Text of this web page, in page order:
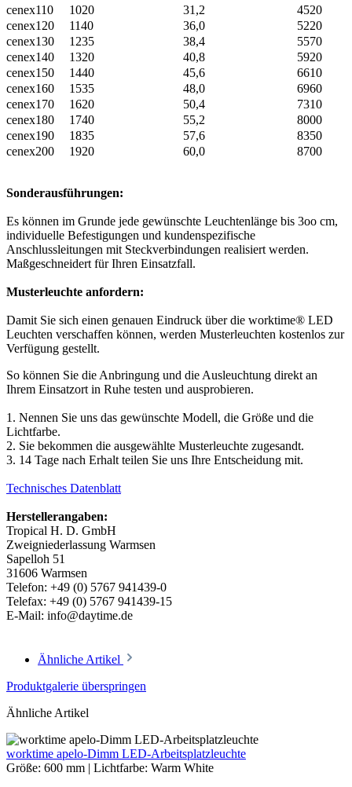
cenex110
1020 31,2
4520
cenex120
1140 36,0
5220
cenex130
1235 38,4
5570
cenex140
1320 40,8
5920
cenex150
1440 45,6
6610
cenex160
1535 48,0
6960
cenex170
1620 50,4
7310
cenex180
1740 55,2
8000
cenex190
1835 57,6
8350
cenex200
1920 60,0 8700
Sonderausführungen:
Es können im Grunde jede gewünschte Leuchtenlänge bis 3oo cm,
individuelle Befestigungen und kundenspezifische
Anschlussleitungen mit Steckverbindungen realisiert werden.
Maßgeschneidert für Ihren Einsatzfall.
Musterleuchte anfordern:
Damit Sie sich einen genauen Eindruck über die worktime® LED
Leuchten verschaffen können, werden Musterleuchten kostenlos zur
Verfügung gestellt.
So können Sie die Anbringung und die Ausleuchtung direkt an
Ihrem Einsatzort in Ruhe testen und ausprobieren.
1. Nennen Sie uns das gewünschte Modell, die Größe und die
Lichtfarbe.
2. Sie bekommen die ausgewählte Musterleuchte zugesandt.
3. 14 Tage nach Erhalt teilen Sie uns Ihre Entscheidung mit.
Technisches Datenblatt
Herstellerangaben:
Tropical H. D. GmbH
Zweigniederlassung Warmsen
Sapelloh 51
31606 Warmsen
Telefon: +49 (0) 5767 941439-0
Telefax: +49 (0) 5767 941439-15
E-Mail: info@daytime.de
Ähnliche Artikel
Produktgalerie überspringen
Ähnliche Artikel
worktime apelo-Dimm LED-Arbeitsplatzleuchte
Größe: 600 mm | Lichtfarbe: Warm White